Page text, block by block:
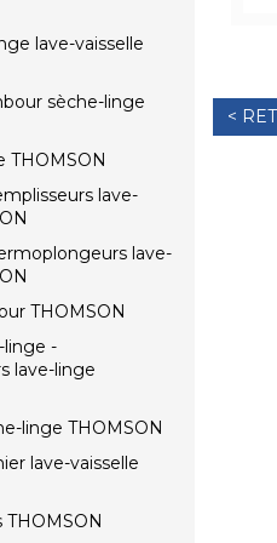
lave-vaisselle
sèche-linge
THOMSON
lave-
lave-
THOMSON
linge -
lave-linge
linge THOMSON
lave-vaisselle
THOMSON
<